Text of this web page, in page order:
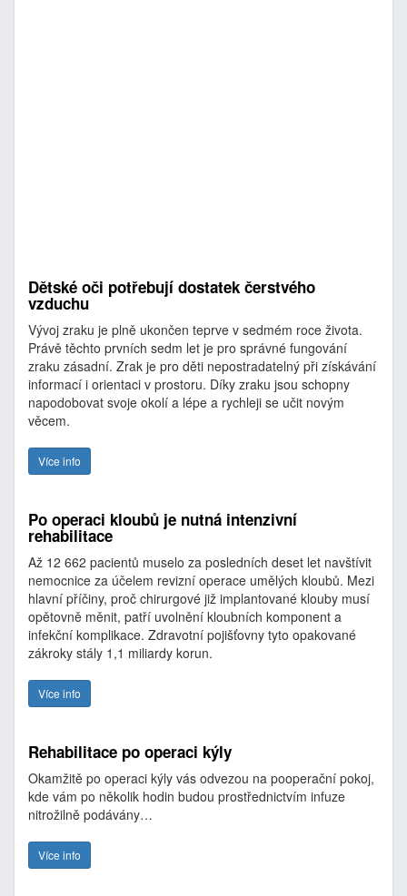
Dětské oči potřebují dostatek čerstvého
vzduchu
Vývoj zraku je plně ukončen teprve v sedmém roce života.
Právě těchto prvních sedm let je pro správné fungování
zraku zásadní. Zrak je pro děti nepostradatelný při získávání
informací i orientaci v prostoru. Díky zraku jsou schopny
napodobovat svoje okolí a lépe a rychleji se učit novým
věcem.
Více info
Po operaci kloubů je nutná intenzivní
rehabilitace
Až 12 662 pacientů muselo za posledních deset let navštívit
nemocnice za účelem revizní operace umělých kloubů. Mezi
hlavní příčiny, proč chirurgové již implantované klouby musí
opětovně měnit, patří uvolnění kloubních komponent a
infekční komplikace. Zdravotní pojišťovny tyto opakované
zákroky stály 1,1 miliardy korun.
Více info
Rehabilitace po operaci kýly
Okamžitě po operaci kýly vás odvezou na pooperační pokoj,
kde vám po několik hodin budou prostřednictvím infuze
nitrožilně podávány…
Více info